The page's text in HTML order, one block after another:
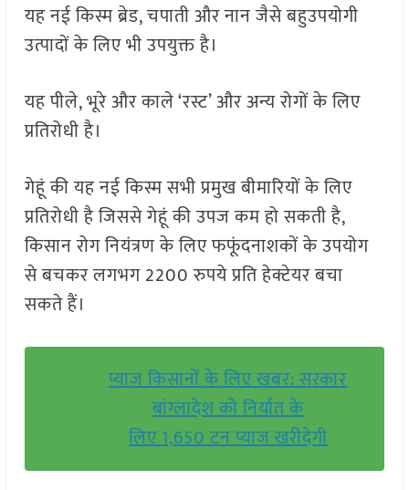
यह नई किस्म ब्रेड, चपाती और नान जैसे बहुउपयोगी
उत्पादों के लिए भी उपयुक्त है।
यह पीले, भूरे और काले ‘रस्ट’ और अन्य रोगों के लिए
प्रतिरोधी है।
गेहूं की यह नई किस्म सभी प्रमुख बीमारियों के लिए
प्रतिरोधी है जिससे गेहूं की उपज कम हो सकती है,
किसान रोग नियंत्रण के लिए फफूंदनाशकों के उपयोग
से बचकर लगभग 2200 रुपये प्रति हेक्टेयर बचा
सकते हैं।
प्याज किसानों के लिए खबर: सरकार
बांग्लादेश को निर्यात के
लिए 1,650 टन प्याज खरीदेगी